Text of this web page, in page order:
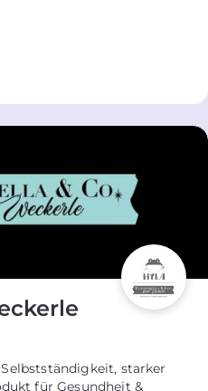
starker
für Gesundheit &